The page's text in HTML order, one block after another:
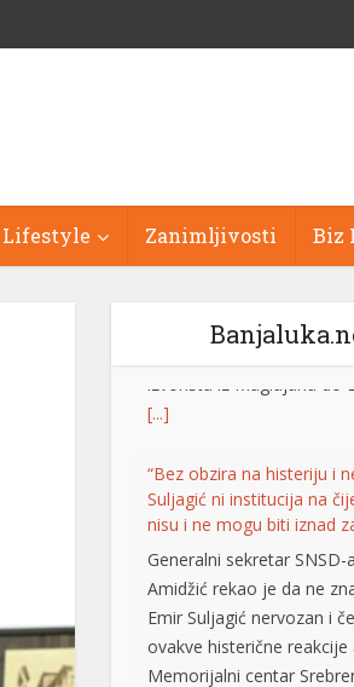
Lifestyle Zanimljivosti Biz
“Bez obzira na histeriju i
nisu i ne mogu biti iznad
Generalni sekretar SNSD-
Amidžić rekao je da ne
Emir Suljagić nervozan i
ovakve histerične reakcije
Memorijalni centar
posluje po zakonu i ako je
njegovom radu čisto i